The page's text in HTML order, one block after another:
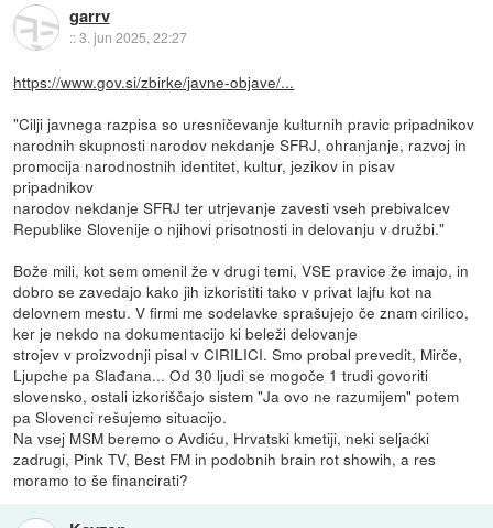
garrv
::3. jun 2025, 22:27
https://www.gov.si/zbirke/javne-objave/...
"Cilji javnega razpisa so uresničevanje kulturnih pravic pripadnikov
narodnih skupnosti narodov nekdanje SFRJ, ohranjanje, razvoj in
promocija narodnostnih identitet, kultur, jezikov in pisav
pripadnikov
narodov nekdanje SFRJ ter utrjevanje zavesti vseh prebivalcev
Republike Slovenije o njihovi prisotnosti in delovanju v družbi."
Bože mili, kot sem omenil že v drugi temi, VSE pravice že imajo, in
dobro se zavedajo kako jih izkoristiti tako v privat lajfu kot na
delovnem mestu. V firmi me sodelavke sprašujejo če znam cirilico,
ker je nekdo na dokumentacijo ki beleži delovanje
strojev v proizvodnji pisal v CIRILICI. Smo probal prevedit, Mirče,
Ljupche pa Slađana... Od 30 ljudi se mogoče 1 trudi govoriti
slovensko, ostali izkoriščajo sistem "Ja ovo ne razumijem" potem
pa Slovenci rešujemo situacijo.
Na vsej MSM beremo o Avdiću, Hrvatski kmetiji, neki seljaćki
zadrugi, Pink TV, Best FM in podobnih brain rot showih, a res
moramo to še financirati?